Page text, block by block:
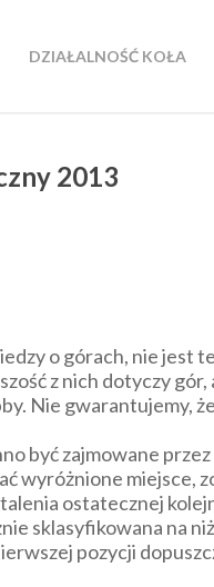
DZIAŁALNOŚĆ KOŁA
2013
o górach, nie jest
z nich dotyczy
Nie gwarantujemy,
być zajmowane
wyróżnione miejsce,
ostatecznej
sklasyfikowana na
pozycji